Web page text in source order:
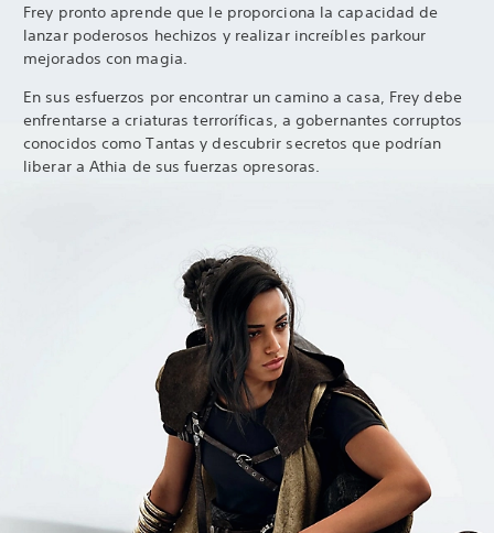
Frey pronto aprende que le proporciona la capacidad de
lanzar poderosos hechizos y realizar increíbles parkour
mejorados con magia.
En sus esfuerzos por encontrar un camino a casa, Frey debe
enfrentarse a criaturas terroríficas, a gobernantes corruptos
conocidos como Tantas y descubrir secretos que podrían
liberar a Athia de sus fuerzas opresoras.